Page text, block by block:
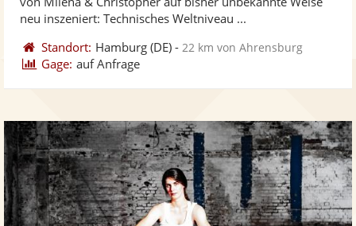
neu inszeniert: Technisches Weltniveau ...
Standort: Hamburg (DE) - 22 km von Ahrensburg
Gage: auf Anfrage